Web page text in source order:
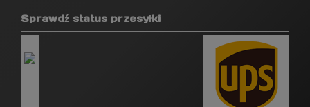
Sprawdź status przesyłki